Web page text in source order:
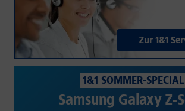
Zur 1&1
1&1 SOMMER-SPECIAL
Samsung Galaxy Z-